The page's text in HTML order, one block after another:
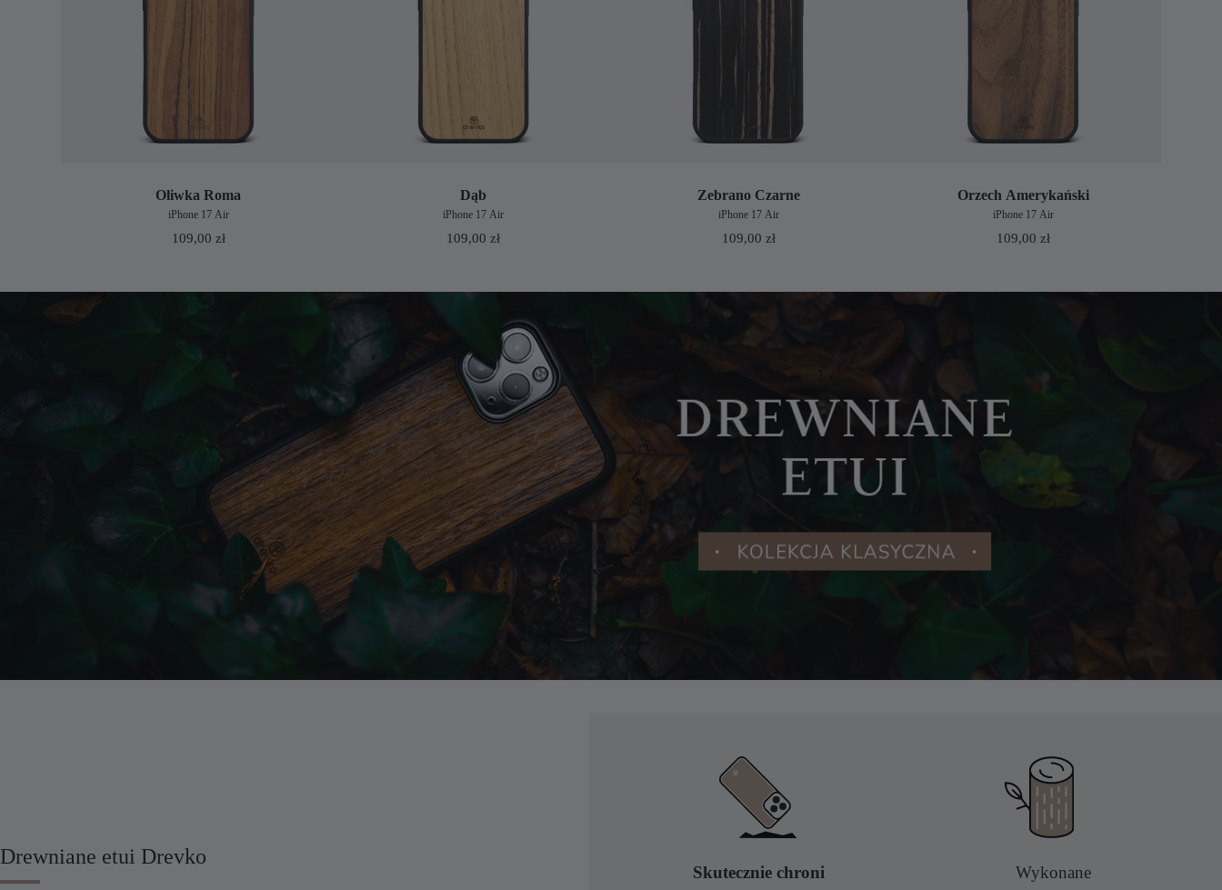
Oliwka Roma
iPhone 17 Air
109,00 zł
Dąb
iPhone 17 Air
109,00zł
Zebrano Czarne
iPhone 17 Air
109,00 zł
Orzech Amerykański
iPhone 17 Air
109,00zł
Drewniane etui Drevko
Skutecznie chroni
Wykonane